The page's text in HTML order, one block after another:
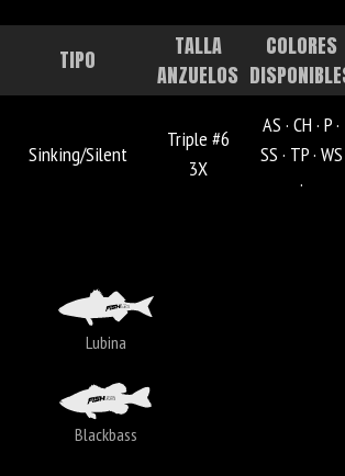
TIPO
TALLA
ANZUELOS
COLORES
Sinking/Silent
Triple #6
3X
AS · CH · P ·
SS · TP · WS
·
Lubina
Blackbass